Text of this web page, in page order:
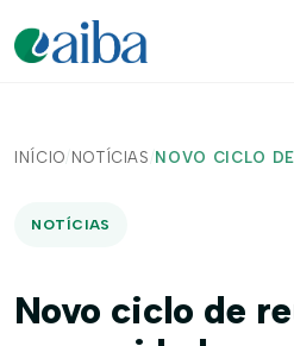
INÍCIO/ NOTÍCIAS / NOVO CICLO
NOTÍCIAS
Novo ciclo de